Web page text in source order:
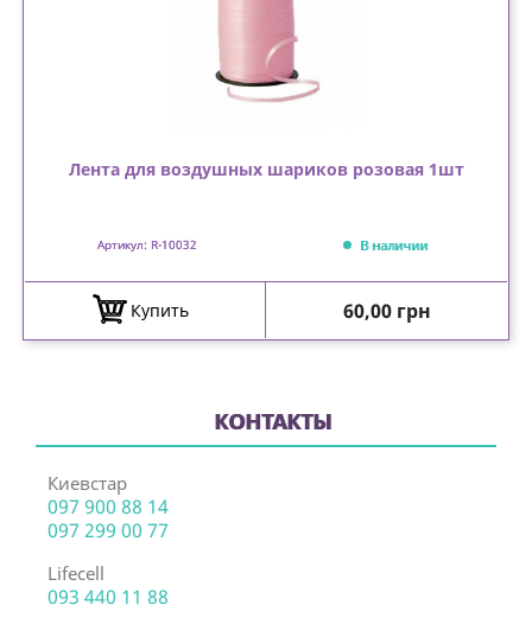
Лента для воздушных шариков розовая 1шт
Артикул: R-10032 В наличии
Купить Цена
60,00 грн
КОНТАКТЫ
Киевстар
097 900 88 14
097 299 00 77
Lifecell
093 440 11 88